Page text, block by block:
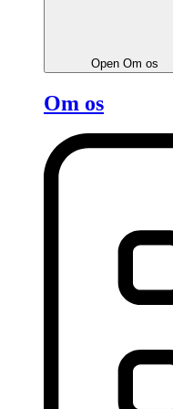
Open Om os
Om os